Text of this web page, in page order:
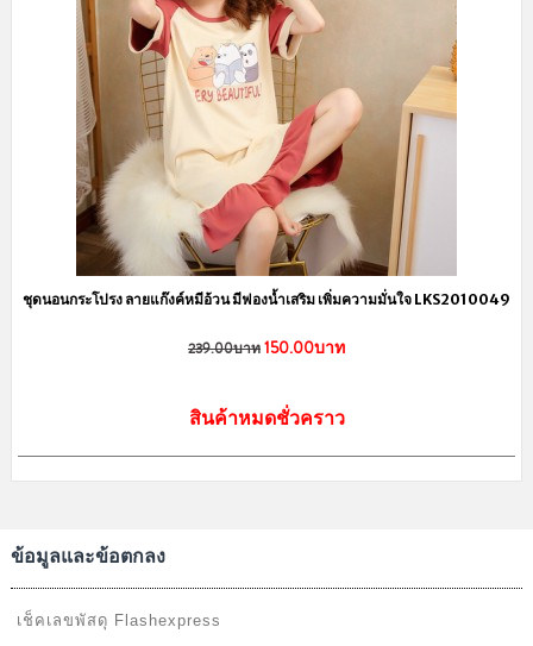
ชุดนอนกระโปรง ลายแก๊งค์หมีอ้วน มีฟองน้ำเสริม เพิ่มความมั่นใจ LKS2010049
239.00บาท150.00บาท
สินค้าหมดชั่วคราว
ข้อมูลและข้อตกลง
เช็คเลขพัสดุ Flashexpress